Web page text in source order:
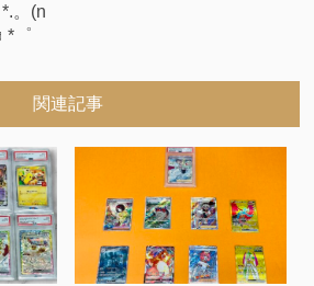
*.。(n
゜
関連記事